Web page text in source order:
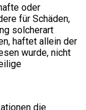
oder
für Schäden,
solcherart
haftet allein der
wurde, nicht
die